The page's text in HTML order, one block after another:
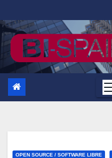
al
contenido
OPEN SOURCE / SOFTWARE LIBRE